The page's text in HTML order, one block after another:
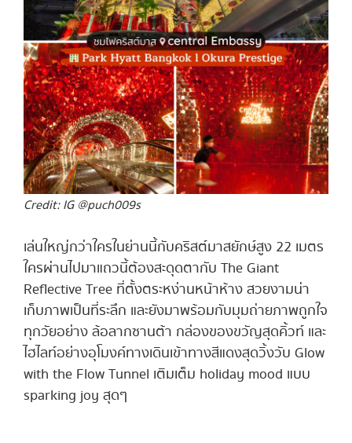
Credit: IG @puch009s
เล่นใหญ่กว่าใครในย่านนี้กับคริสต์มาสยักษ์สูง 22 เมตร
ใครผ่านไปมาแถวนี้ต้องสะดุดตากับ The Giant
Reflective Tree ที่ตั้งตระหง่านหน้าห้าง สวยงามน่า
เก็บภาพเป็นที่ระลึก และยังมาพร้อมกับมุมถ่ายภาพถูกใจ
ทุกวัยอย่าง ล้อลากซานต้า กล่องของขวัญสุดคิ้วท์ และ
ไฮไลท์อย่างอุโมงค์ทางเดินเข้าทางสีแดงสุดวิ้งวับ Glow
with the Flow Tunnel เติมเต็ม holiday mood แบบ
sparking joy สุดๆ